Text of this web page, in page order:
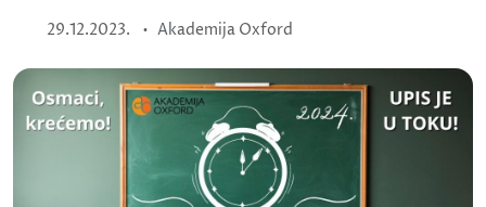
29.12.2023. • Akademija Oxford